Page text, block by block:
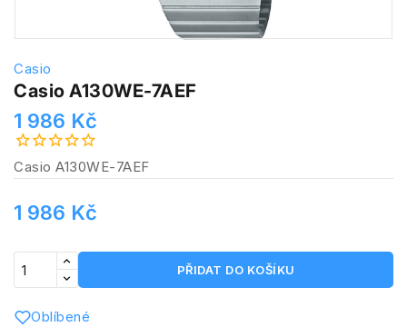
Casio
Casio A130WE-7AEF
1 986 Kč
Casio A130WE-7AEF
1 986 Kč
PŘIDAT DO KOŠÍKU
Oblíbené